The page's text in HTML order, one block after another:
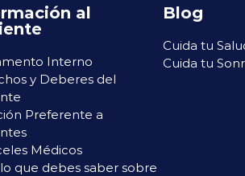
al
Interno
y Deberes del
Preferente a
Médicos
que debes saber sobre
Blog
Cuida tu
Cuida tu